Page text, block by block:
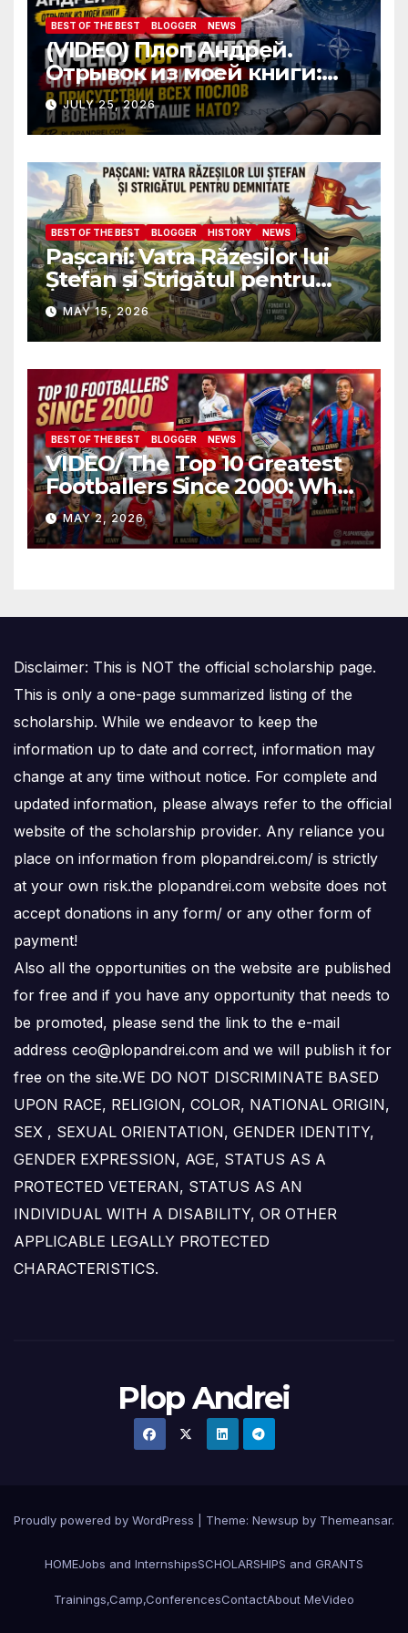
BEST OF THE BEST BLOGGER NEWS
(VIDEO) Плоп Андрей.
Отрывок из моей книги:
Почему ФБР боится, что я
пройду полиграф в
присутствии всех послов и
военных атташе НАТО?
JULY 25, 2026
BEST OF THE BEST BLOGGER HISTORY NEWS
Pașcani: Vatra Răzeșilor lui
Ștefan și Strigătul pentru
Demnitate în Fața
Amalgamării
MAY 15, 2026
BEST OF THE BEST BLOGGER NEWS
VIDEO/ The Top 10 Greatest
Footballers Since 2000: Who
Is Number One
MAY 2, 2026
Disclaimer: This is NOT the official scholarship page.
This is only a one-page summarized listing of the
scholarship. While we endeavor to keep the
information up to date and correct, information may
change at any time without notice. For complete and
updated information, please always refer to the official
website of the scholarship provider. Any reliance you
place on information from plopandrei.com/ is strictly
at your own risk.the plopandrei.com website does not
accept donations in any form/ or any other form of
payment!
Also all the opportunities on the website are published
for free and if you have any opportunity that needs to
be promoted, please send the link to the e-mail
address ceo@plopandrei.com and we will publish it for
free on the site.WE DO NOT DISCRIMINATE BASED
UPON RACE, RELIGION, COLOR, NATIONAL ORIGIN,
SEX , SEXUAL ORIENTATION, GENDER IDENTITY,
GENDER EXPRESSION, AGE, STATUS AS A
PROTECTED VETERAN, STATUS AS AN
INDIVIDUAL WITH A DISABILITY, OR OTHER
APPLICABLE LEGALLY PROTECTED
CHARACTERISTICS.
Plop Andrei
Proudly powered by WordPress Theme: Newsup by Themeansar.
HOMEJobs and InternshipsSCHOLARSHIPS and GRANTS
Trainings,Camp,ConferencesContactAbout MeVideo